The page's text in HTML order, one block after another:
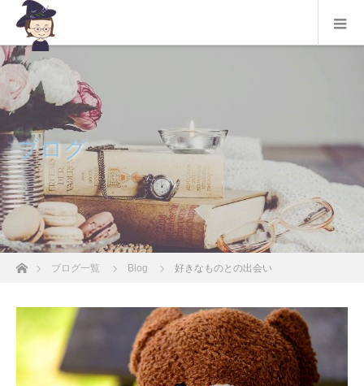
ブログ
ホームブログ一覧 Blog 好きなものとの出会い